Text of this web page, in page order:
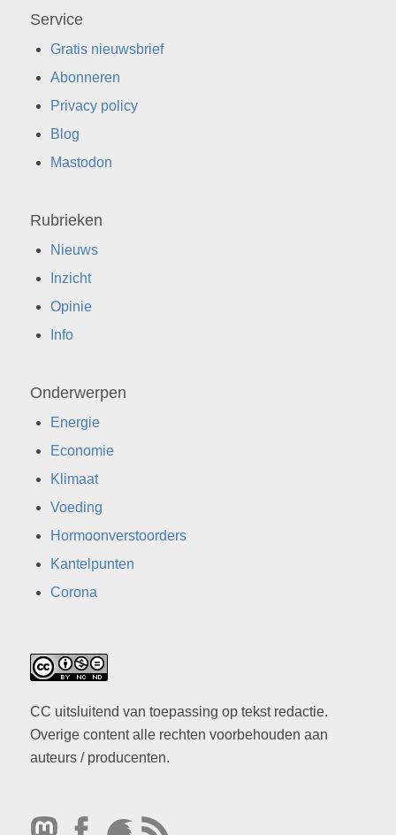
Service
Gratis nieuwsbrief
Abonneren
Privacy policy
Blog
Mastodon
Rubrieken
Nieuws
Inzicht
Opinie
Info
Onderwerpen
Energie
Economie
Klimaat
Voeding
Hormoonverstoorders
Kantelpunten
Corona
CC uitsluitend van toepassing op tekst redactie.
Overige content alle rechten voorbehouden aan
auteurs / producenten.